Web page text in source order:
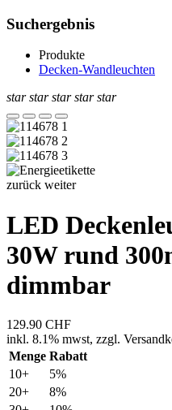
Suchergebnis
Produkte
Decken-Wandleuchten
star star star star star
zurück weiter
LED
30W rund
dimmbar
129.90 CHF
inkl. 8.1% mwst, zzgl.
Menge Rabatt
10+
5%
20+
8%